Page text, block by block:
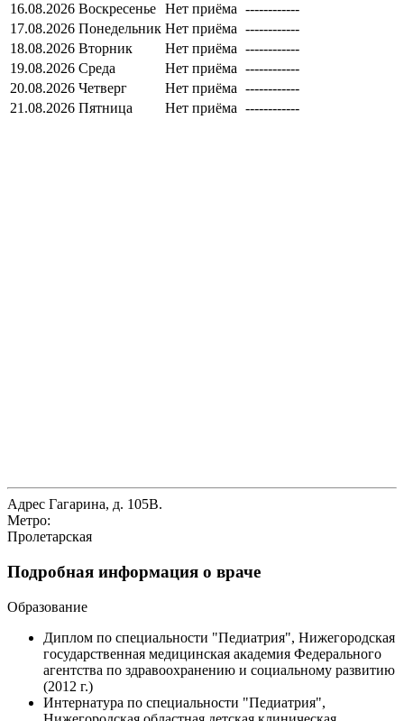
16.08.2026 Воскресенье Нет приёма ------------
17.08.2026 Понедельник Нет приёма ------------
18.08.2026 Вторник Нет приёма ------------
19.08.2026 Среда Нет приёма ------------
20.08.2026 Четверг Нет приёма ------------
21.08.2026 Пятница Нет приёма ------------
Адрес Гагарина, д. 105В.
Метро:
Пролетарская
Подробная информация о враче
Образование
Диплом по специальности "Педиатрия", Нижегородская
государственная медицинская академия Федерального
агентства по здравоохранению и социальному развитию
(2012 г.)
Интернатура по специальности "Педиатрия",